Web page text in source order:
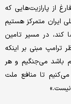
از پارازیت‌هایی که
ایران متمرکز هستیم
کند، در مسیر تامین
ترامپ مبنی بر اینکه
باشد می‌جنگیم و هر
تا منافع ملت